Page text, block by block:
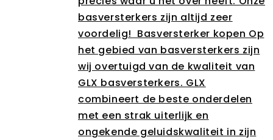
basversterkers zijn altijd zeer
voordelig! Basversterker kopen Op
het gebied van basversterkers zijn
wij overtuigd van de kwaliteit van
GLX basversterkers. GLX
combineert de beste onderdelen
met een strak uiterlijk en
ongekende geluidskwaliteit in zijn